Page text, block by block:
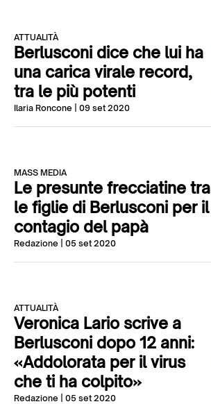
ATTUALITÀ
Berlusconi dice che lui ha
una carica virale record,
tra le più potenti
Ilaria Roncone | 09 set 2020
MASS MEDIA
Le presunte frecciatine tra
le figlie di Berlusconi per il
contagio del papà
Redazione | 05 set 2020
ATTUALITÀ
Veronica Lario scrive a
Berlusconi dopo 12 anni:
«Addolorata per il virus
che ti ha colpito»
Redazione | 05 set 2020